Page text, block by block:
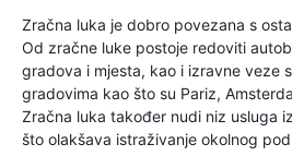
Zračna luka je dobro povezana s
Od zračne luke postoje redoviti
gradova i mjesta, kao i izravne veze
gradovima kao što su Pariz,
Zračna luka također nudi niz usluga
što olakšava istraživanje okolnog